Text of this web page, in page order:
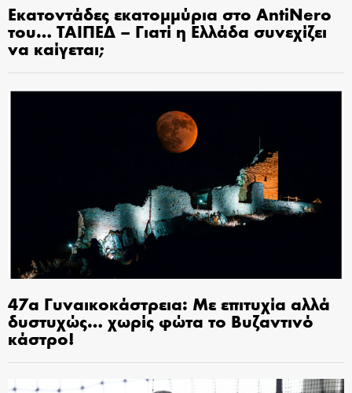
Εκατοντάδες εκατομμύρια στο AntiNero
του… ΤΑΙΠΕΔ – Γιατί η Ελλάδα συνεχίζει
να καίγεται;
47α Γυναικοκάστρεια: Με επιτυχία αλλά
δυστυχώς… χωρίς φώτα το Βυζαντινό
κάστρο!